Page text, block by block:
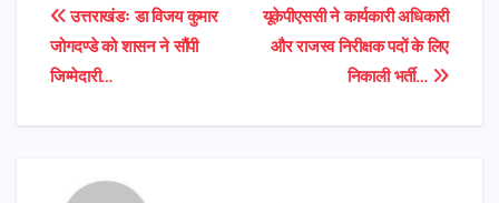
Post
navigation
यूकेपीएससी ने कार्यकारी अधिकारी
और राजस्व निरीक्षक पदों के लिए
निकाली भर्ती…
उत्तराखंडः डा विजय कुमार
जोगदण्डे को शासन ने सौंपी
जिम्मेदारी…